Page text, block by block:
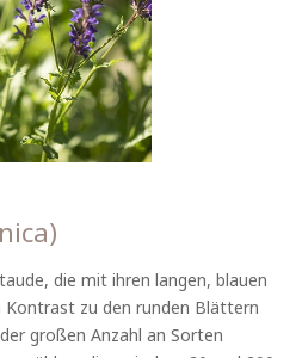
die mit ihren langen, blauen
zu den runden Blättern
großen Anzahl an Sorten